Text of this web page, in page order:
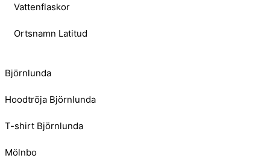
Vattenflaskor
Ortsnamn Latitud
Björnlunda
Hoodtröja Björnlunda
T-shirt Björnlunda
Mölnbo